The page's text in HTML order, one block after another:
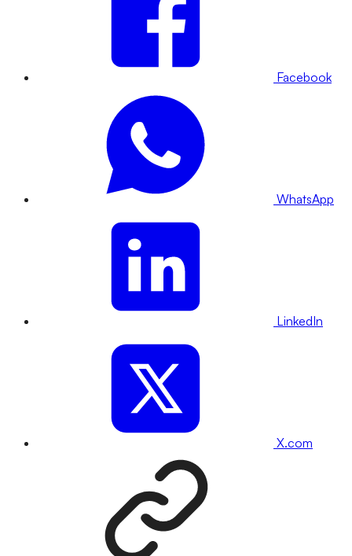
Facebook
WhatsApp
LinkedIn
X.com